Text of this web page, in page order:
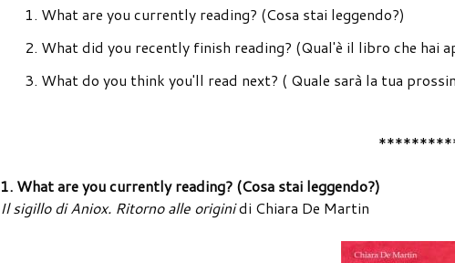
What are you currently reading? (Cosa stai leggendo?)
What did you recently finish reading? (Qual'è il libro che hai
What do you think you'll read next? ( Quale sarà la tua
1. What are you currently reading? (Cosa stai leggendo?)
Il sigillo di Aniox. Ritorno alle originidi Chiara De Martin